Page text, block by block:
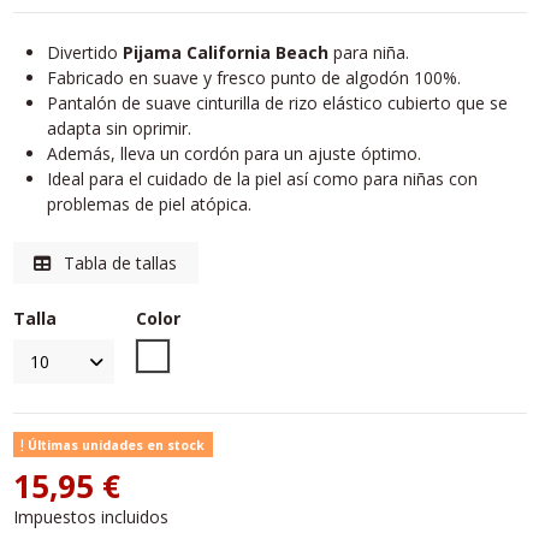
Divertido Pijama California Beach para niña.
Fabricado en suave y fresco punto de algodón 100%.
Pantalón de suave cinturilla de rizo elástico cubierto que se
adapta sin oprimir.
Además, lleva un cordón para un ajuste óptimo.
Ideal para el cuidado de la piel así como para niñas con
problemas de piel atópica.
Tabla de tallas
Talla
Color
Últimas unidades en stock
15,95 €
Impuestos incluidos